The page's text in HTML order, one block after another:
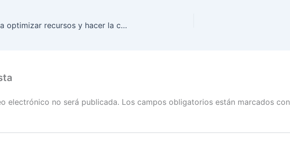
El INE tuvo capacidad para optimizar recursos y hacer la consulta sin comprometer la calidad: Norma de la Cruz con Guillermo Ortega
electrónico no será publicada. Los campos obligatorios están marcados con